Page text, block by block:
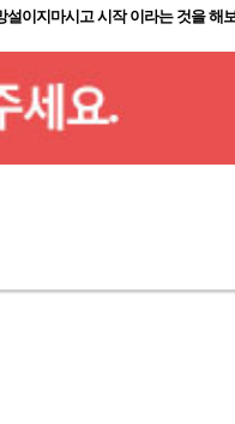
이지마시고 시작 이라는 것을 해